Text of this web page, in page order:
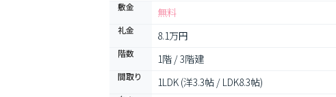
敷金 無料
礼金 8.1万円
階数 1階 / 3階建
間取り 1LDK (洋3.3帖 / LDK8.3帖)